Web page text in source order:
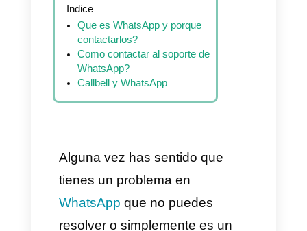
Como contactar al soporte de
Callbell y WhatsApp